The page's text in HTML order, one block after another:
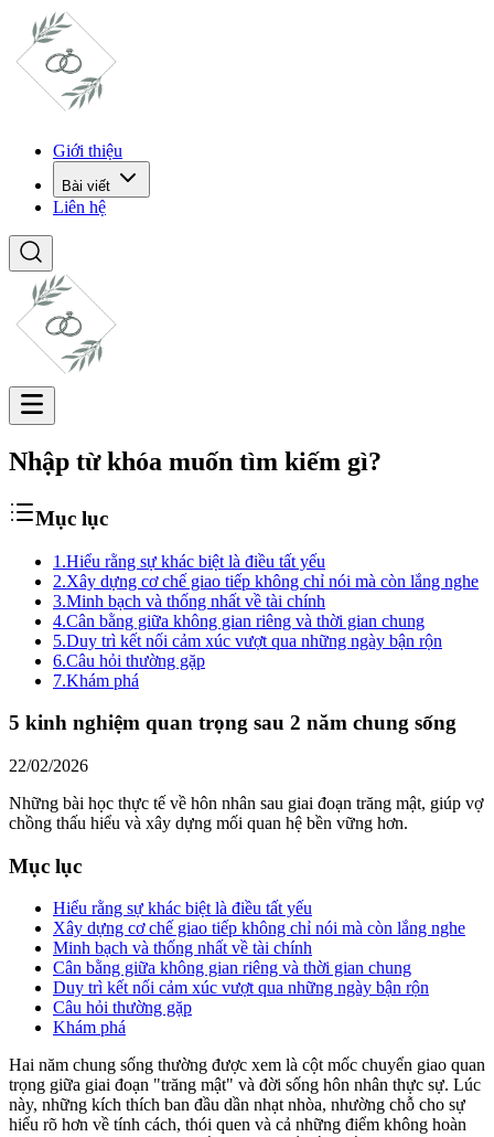
Giới thiệu
Bài viết
Liên hệ
Nhập từ khóa muốn tìm kiếm gì?
Mục lục
1.Hiểu rằng sự khác biệt là điều tất yếu
2.Xây dựng cơ chế giao tiếp không chỉ nói mà còn lắng nghe
3.Minh bạch và thống nhất về tài chính
4.Cân bằng giữa không gian riêng và thời gian chung
5.Duy trì kết nối cảm xúc vượt qua những ngày bận rộn
6.Câu hỏi thường gặp
7.Khám phá
5 kinh nghiệm quan trọng sau 2 năm chung sống
22/02/2026
Những bài học thực tế về hôn nhân sau giai đoạn trăng mật, giúp vợ
chồng thấu hiểu và xây dựng mối quan hệ bền vững hơn.
Mục lục
Hiểu rằng sự khác biệt là điều tất yếu
Xây dựng cơ chế giao tiếp không chỉ nói mà còn lắng nghe
Minh bạch và thống nhất về tài chính
Cân bằng giữa không gian riêng và thời gian chung
Duy trì kết nối cảm xúc vượt qua những ngày bận rộn
Câu hỏi thường gặp
Khám phá
Hai năm chung sống thường được xem là cột mốc chuyển giao quan
trọng giữa giai đoạn "trăng mật" và đời sống hôn nhân thực sự. Lúc
này, những kích thích ban đầu dần nhạt nhòa, nhường chỗ cho sự
hiểu rõ hơn về tính cách, thói quen và cả những điểm không hoàn